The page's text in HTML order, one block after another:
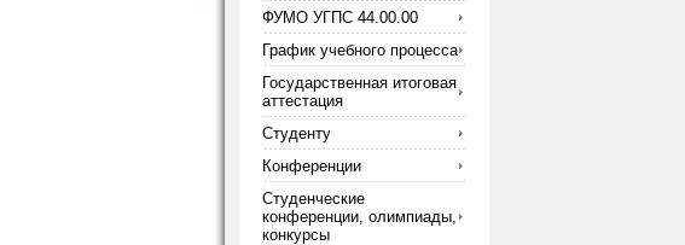
ФУМО УГПС 44.00.00
График учебного процесса
Государственная итоговая
аттестация
Студенту
Конференции
Студенческие
конференции, олимпиады,
конкурсы